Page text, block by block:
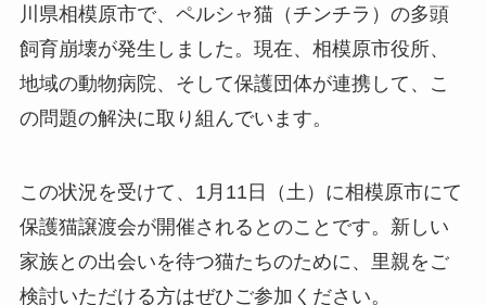
川県相模原市で、ペルシャ猫（チンチラ）の多頭
飼育崩壊が発生しました。現在、相模原市役所、
地域の動物病院、そして保護団体が連携して、こ
の問題の解決に取り組んでいます。
この状況を受けて、1月11日（土）に相模原市にて
保護猫譲渡会が開催されるとのことです。新しい
家族との出会いを待つ猫たちのために、里親をご
検討いただける方はぜひご参加ください。